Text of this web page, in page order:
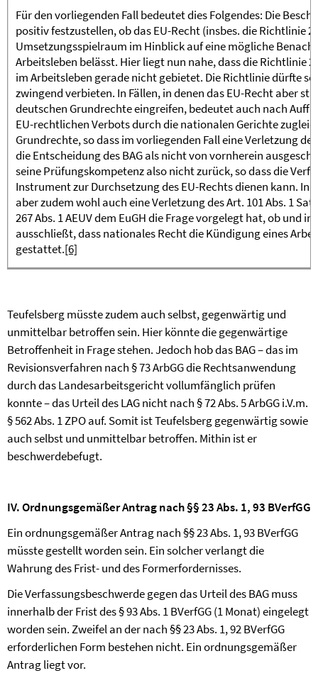
Für den vorliegenden Fall bedeutet dies Folgendes: Die
positiv festzustellen, ob das EU-Recht (insbes. die Richtlinie
Umsetzungsspielraum im Hinblick auf eine mögliche
Arbeitsleben belässt. Hier liegt nun nahe, dass die Richtlinie
im Arbeitsleben gerade nicht gebietet. Die Richtlinie dürfte
zwingend verbieten. In Fällen, in denen das EU-Recht aber
deutschen Grundrechte eingreifen, bedeutet auch nach
EU-rechtlichen Verbots durch die nationalen Gerichte
Grundrechte, so dass im vorliegenden Fall eine Verletzung
die Entscheidung des BAG als nicht von vornherein
seine Prüfungskompetenz also nicht zurück, so dass die
Instrument zur Durchsetzung des EU-Rechts dienen kann. In
aber zudem wohl auch eine Verletzung des Art. 101 Abs. 1
267 Abs. 1 AEUV dem EuGH die Frage vorgelegt hat, ob und
ausschließt, dass nationales Recht die Kündigung eines
gestattet.[6]
Teufelsberg müsste zudem auch selbst, gegenwärtig und
unmittelbar betroffen sein. Hier könnte die gegenwärtige
Betroffenheit in Frage stehen. Jedoch hob das BAG – das im
Revisionsverfahren nach § 73 ArbGG die Rechtsanwendung
durch das Landesarbeitsgericht vollumfänglich prüfen
konnte – das Urteil des LAG nicht nach § 72 Abs. 5 ArbGG i.V.m.
§ 562 Abs. 1 ZPO auf. Somit ist Teufelsberg gegenwärtig sowie
auch selbst und unmittelbar betroffen. Mithin ist er
beschwerdebefugt.
IV. Ordnungsgemäßer Antrag nach §§ 23 Abs. 1, 93 BVerfGG
Ein ordnungsgemäßer Antrag nach §§ 23 Abs. 1, 93 BVerfGG
müsste gestellt worden sein. Ein solcher verlangt die
Wahrung des Frist- und des Formerfordernisses.
Die Verfassungsbeschwerde gegen das Urteil des BAG muss
innerhalb der Frist des § 93 Abs. 1 BVerfGG (1 Monat) eingelegt
worden sein. Zweifel an der nach §§ 23 Abs. 1, 92 BVerfGG
erforderlichen Form bestehen nicht. Ein ordnungsgemäßer
Antrag liegt vor.